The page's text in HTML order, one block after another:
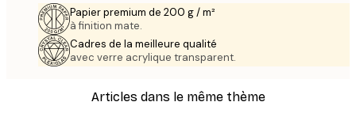
Papier premium de 200 g / m²
à finition mate.
Cadres de la meilleure qualité
avec verre acrylique transparent.
Articles dans le même thème